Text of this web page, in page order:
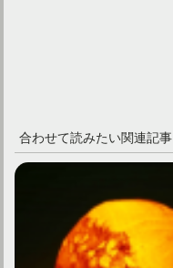
合わせて読みたい関連記事